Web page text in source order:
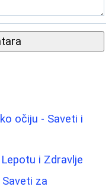
očiju - Saveti i
i Zdravlje
za